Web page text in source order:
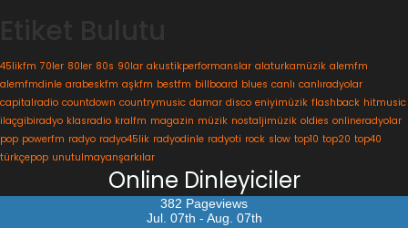
45likfm 70ler 80ler 80s 90lar akustikperformanslar alaturkamüzik alemfm
alemfmdinle arabeskfm aşkfm bestfm billboard blues canlı canlıradyolar
capitalradio countdown countrymusic damar disco eniyimüzik flashback hitmusic
ilaçgibiradyo klasradio kralfm magazin müzik nostaljimüzik oldies onlineradyolar
pop powerfm radyo radyo45lik radyodinle radyoti rock slow top10 top20 top40
türkçepop unutulmayanşarkılar
Online Dinleyiciler
382 Pageviews
Jul. 07th - Aug. 07th